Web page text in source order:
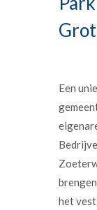
Een
het